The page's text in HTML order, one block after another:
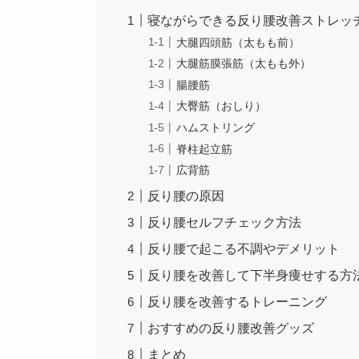
寝ながらできる反り腰改善ストレッ
大腿四頭筋（太もも前）
大腿筋膜張筋（太もも外）
腸腰筋
大臀筋（おしり）
ハムストリング
脊柱起立筋
広背筋
反り腰の原因
反り腰セルフチェック方法
反り腰で起こる不調やデメリット
反り腰を改善して下半身痩せする方
反り腰を改善するトレーニング
おすすめの反り腰改善グッズ
まとめ